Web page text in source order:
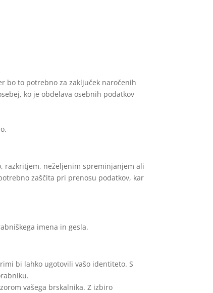
bo to potrebno za zaključek naročenih
ko je obdelava osebnih podatkov
razkritjem, neželjenim spreminjanjem ali
zaščita pri prenosu podatkov, kar
imena in gesla.
bi lahko ugotovili vašo identiteto. S
vašega brskalnika. Z izbiro